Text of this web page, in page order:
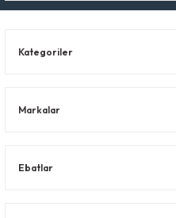
Kategoriler
Markalar
Ebatlar